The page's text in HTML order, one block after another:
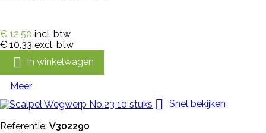
€ 12,50 incl. btw
€ 10,33 excl. btw
 In winkelwagen
Meer
 Snel bekijken
Referentie: V302290